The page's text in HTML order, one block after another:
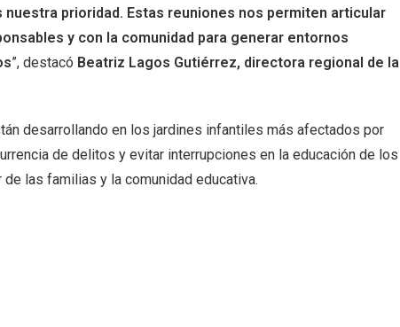
nuestra prioridad. Estas reuniones nos permiten articular
y con la comunidad para generar entornos
”, destacó Beatriz Lagos Gutiérrez, directora regional de la
desarrollando en los jardines infantiles más afectados por
de delitos y evitar interrupciones en la educación de los
las familias y la comunidad educativa.